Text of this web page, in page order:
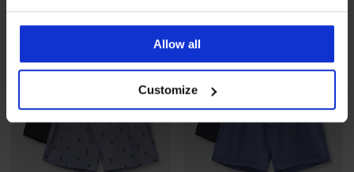
Allow all
Customize